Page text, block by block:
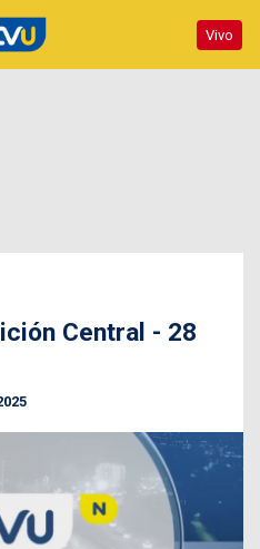
Vivo
Central - 28